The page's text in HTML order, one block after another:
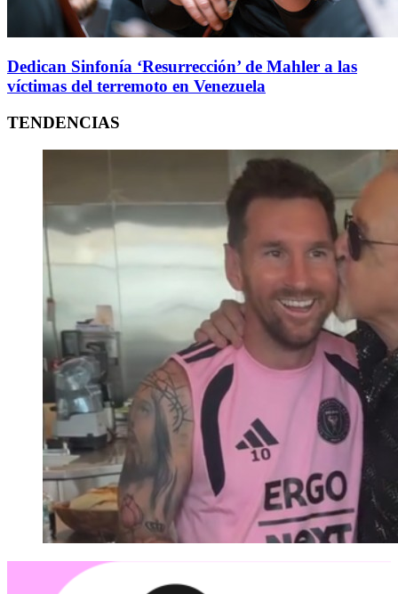
Dedican Sinfonía ‘Resurrección’ de Mahler a las
víctimas del terremoto en Venezuela
TENDENCIAS